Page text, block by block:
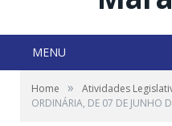
MENU
Home » Atividades
ORDINÁRIA, DE 07 DE JUNHO